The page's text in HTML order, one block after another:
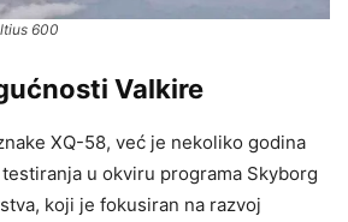
600
Valkire
XQ-58, već je nekoliko godina
u okviru programa Skyborg
koji je fokusiran na razvoj